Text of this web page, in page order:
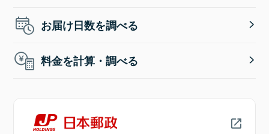
お届け日数を調べる
料金を計算・調べる